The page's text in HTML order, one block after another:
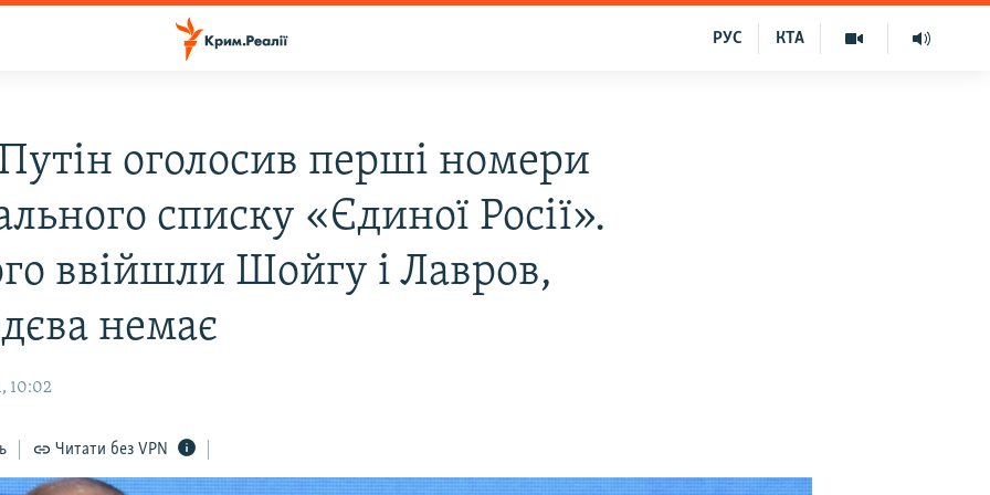
КТА
РУС
Путін оголосив перші номери
списку «Єдиної Росії».
ввійшли Шойгу і Лавров,
немає
10:02
Читати без VPN